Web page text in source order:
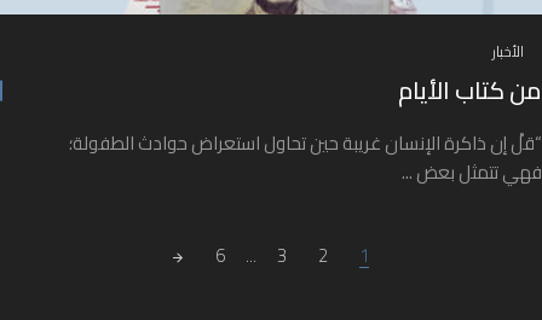
الأخبار
من كتاب الأيام
“قلْ إن ذاكرة الإنسان غريبة حين تحاول استعراض حوادث الطفولة؛
فهي تتمثل بعض ...
1
2
3
...
6